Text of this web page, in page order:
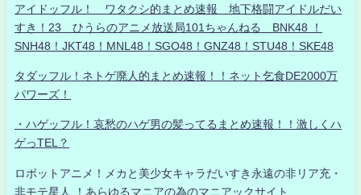
アイドッフル！ ワタクシ的まとめ速報 地下格闘アイドルだい
すき！23 ひうらのアニメ放送局101ちゃんねる BNK48 ！
SNH48！JKT48！MNL48！SGO48！GNZ48！STU48！SKE48
タダッフル！ネトゲ廃人的まとめ速報！！ネット乞食DE2000万
パワーズ！
・ハゲッフル！哀愁のハゲ男の髪ってるまとめ速報！！激しくハ
ゲっTEL？
ロボットアニメ！メカと美少女キャラだいすき永遠の非リア充・
非モテ星人 ！あらゆるマニアの為のマニアックサイト